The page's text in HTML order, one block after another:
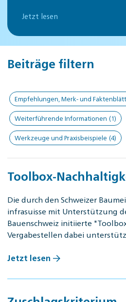
Jetzt lesen
Beiträge filtern
Empfehlungen, Merk- und
Weiterführende Informationen (1)
Werkzeuge und Praxisbeispiele (4)
Toolbox-
Die durch den Schweizer
infrasuisse mit Unterstützung
Bauenschweiz initiierte
Vergabestellen dabei
Jetzt lesen